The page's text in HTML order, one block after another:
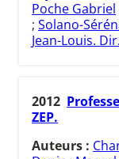
Poche Gabriel
; Solano-
Jean-Louis. Dir.
2012
ZEP.
Auteurs :